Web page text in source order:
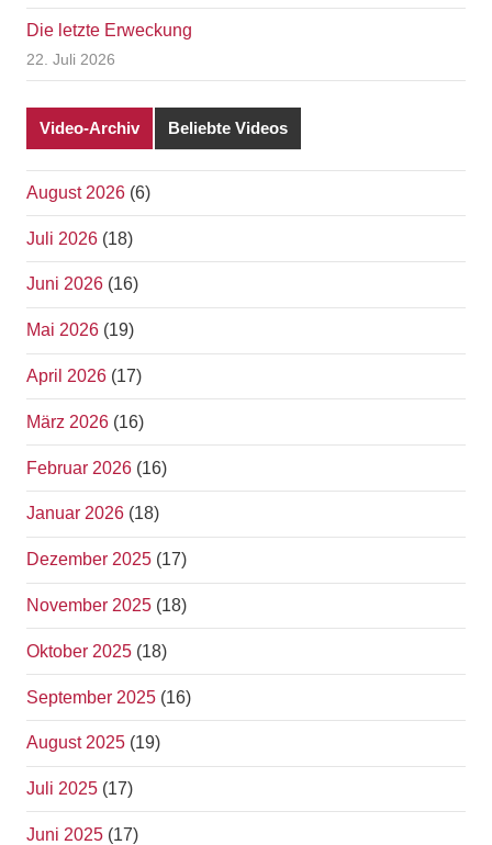
Die letzte Erweckung
22. Juli 2026
Video-Archiv Beliebte Videos
August 2026 (6)
Juli 2026 (18)
Juni 2026 (16)
Mai 2026 (19)
April 2026 (17)
März 2026 (16)
Februar 2026 (16)
Januar 2026 (18)
Dezember 2025 (17)
November 2025 (18)
Oktober 2025 (18)
September 2025 (16)
August 2025 (19)
Juli 2025 (17)
Juni 2025 (17)